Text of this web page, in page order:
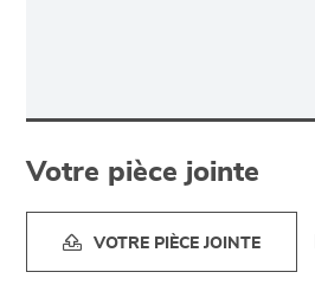
Votre pièce jointe
VOTRE PIÈCE JOINTE